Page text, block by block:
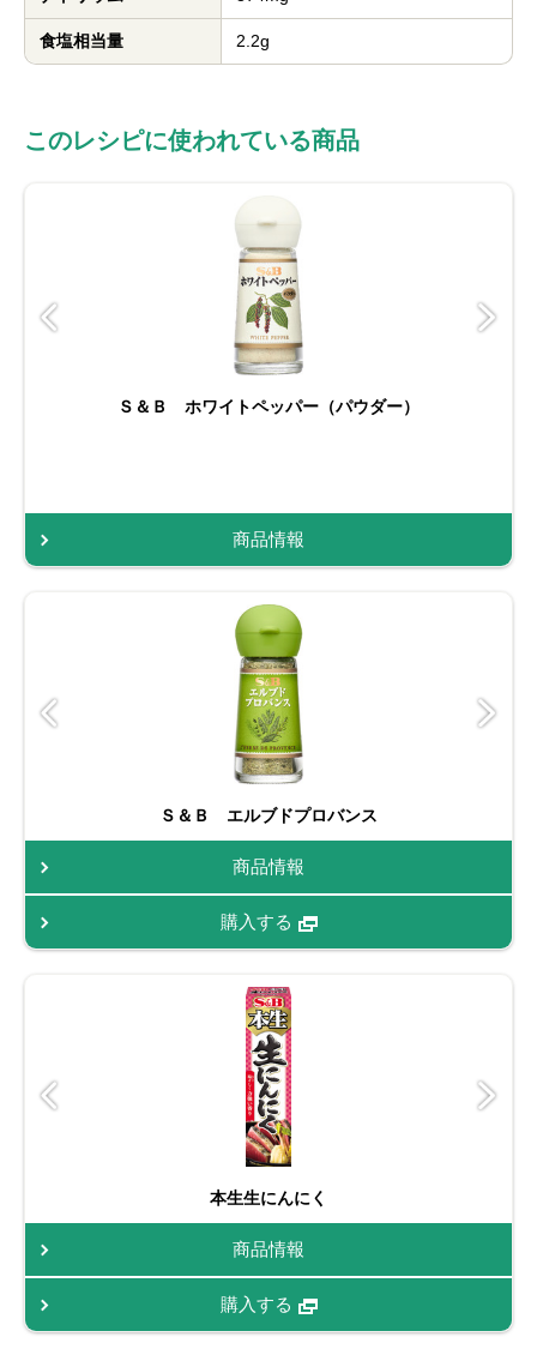
食塩相当量 2.2g
このレシピに使われている商品
Ｓ＆Ｂ ホワイトペッパー（パウダー）
商品情報
Ｓ＆Ｂ エルブドプロバンス
商品情報
購入する
本生生にんにく
商品情報
購入する